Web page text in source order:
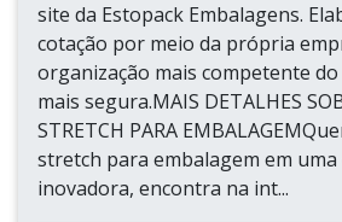
site da Estopack Embalagens.
cotação por meio da própria
organização mais competente
mais segura.MAIS DETALHES
STRETCH PARA
stretch para embalagem em
inovadora, encontra na int...